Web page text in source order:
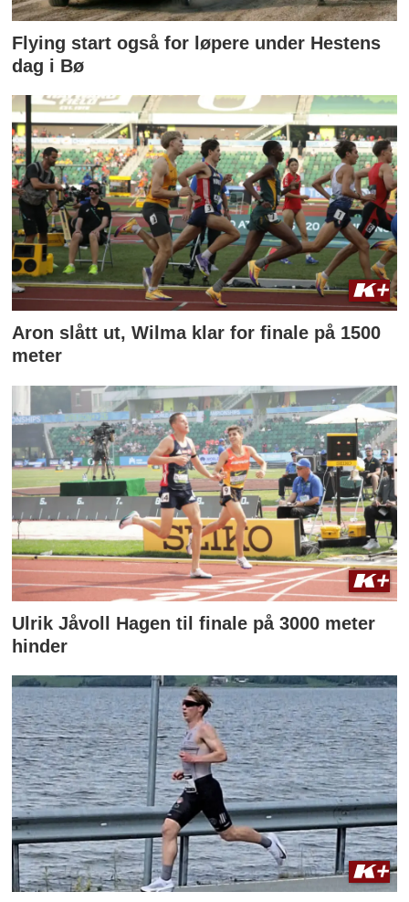
Flying start også for løpere under Hestens
dag i Bø
Aron slått ut, Wilma klar for finale på 1500
meter
Ulrik Jåvoll Hagen til finale på 3000 meter
hinder